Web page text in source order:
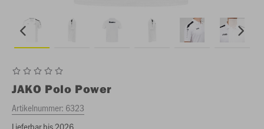
JAKO Polo Power
Artikelnummer: 6323
Lieferbar bis 2026